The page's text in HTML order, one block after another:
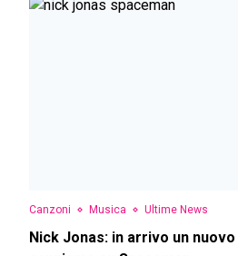
Canzoni Musica Ultime News
Nick Jonas: in arrivo un